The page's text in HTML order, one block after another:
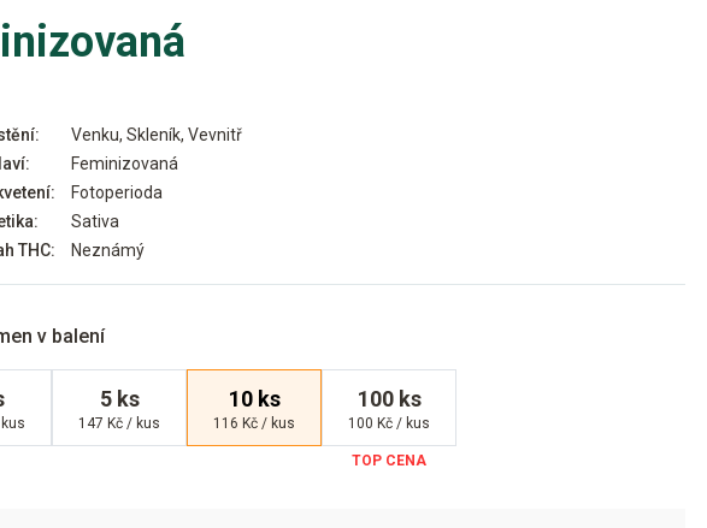
Venku, Skleník, Vevnitř
Feminizovaná
Fotoperioda
Sativa
THC:
Neznámý
v balení
5 ks
147 Kč / kus
10 ks
116 Kč / kus
100 ks
100 Kč / kus